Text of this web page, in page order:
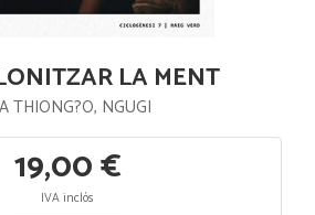
LA MENT
THIONG?O, NGUGI
19,00 €
IVA inclós